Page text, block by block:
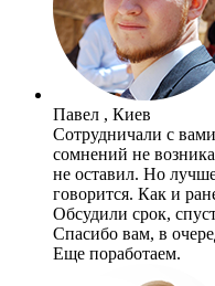
Павел , Киев
Сотрудничали с
сомнений не
не оставил. Но
говорится. Как и
Обсудили срок,
Спасибо вам, в
Еще поработаем.